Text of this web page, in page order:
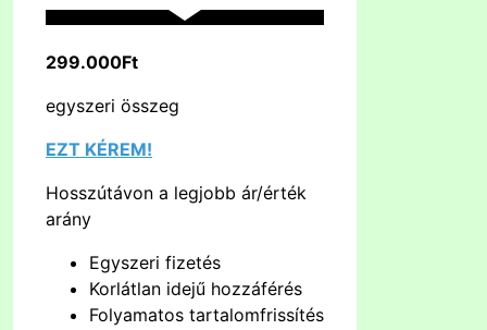
299.000Ft
egyszeri összeg
EZT KÉREM!
Hosszútávon a legjobb ár/érték
arány
Egyszeri fizetés
Korlátlan idejű hozzáférés
Folyamatos tartalomfrissítés